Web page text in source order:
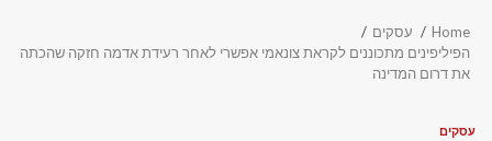
Home
עסקים
הפיליפינים מתכוננים לקראת צונאמי אפשרי לאחר רעידת אדמה חזקה שהכתה
את דרום המדינה
עסקים